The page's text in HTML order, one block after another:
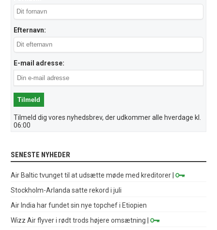
Efternavn:
E-mail adresse:
Tilmeld dig vores nyhedsbrev, der udkommer alle hverdage kl.
06:00
SENESTE NYHEDER
Air Baltic tvunget til at udsætte møde med kreditorer |
Stockholm-Arlanda satte rekord i juli
Air India har fundet sin nye topchef i Etiopien
Wizz Air flyver i rødt trods højere omsætning |